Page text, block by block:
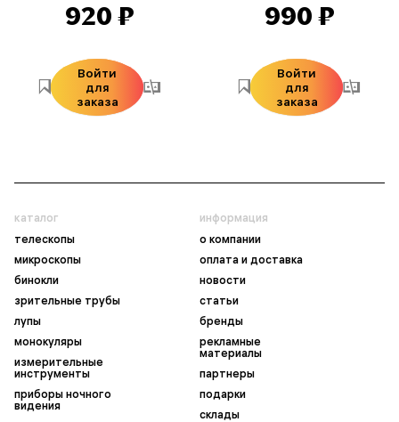
920 ₽
Войти
для
заказа
990 ₽
Войти
для
заказа
каталог
телескопы
микроскопы
бинокли
зрительные трубы
лупы
монокуляры
измерительные
инструменты
приборы ночного
видения
информация
о компании
оплата и доставка
новости
статьи
бренды
рекламные
материалы
партнеры
подарки
склады